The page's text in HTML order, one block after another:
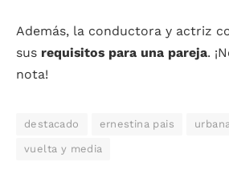
Además, la conductora y actriz
sus requisitos para una pareja.
nota!
destacado ernestina pais
vuelta y media